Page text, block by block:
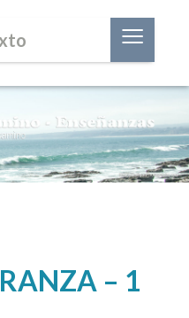
≡
– 1